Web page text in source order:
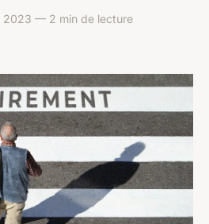
— 2 min de lecture